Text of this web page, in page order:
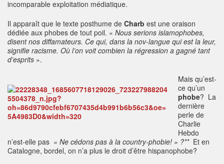
incomparable exploitation médiatique.
Il apparaît que le texte posthume de Charb est une oraison
dédiée aux phobes de tout poil. « Nous serions islamophobes,
disent nos diffamateurs. Ce qui, dans la nov-langue qui est la leur,
signifie racisme. Où l’on voit combien la régression a gagné tant
d’esprits ».
Mais qu’est-
ce qu’un
phobe? La
dernière
perle de
Charlie
Hebdo
n’est-elle pas « Ne cédons pas à la country-phobie! » ?**Et en
Catalogne, bordel, on n’a plus le droit d’être hispanophobe?